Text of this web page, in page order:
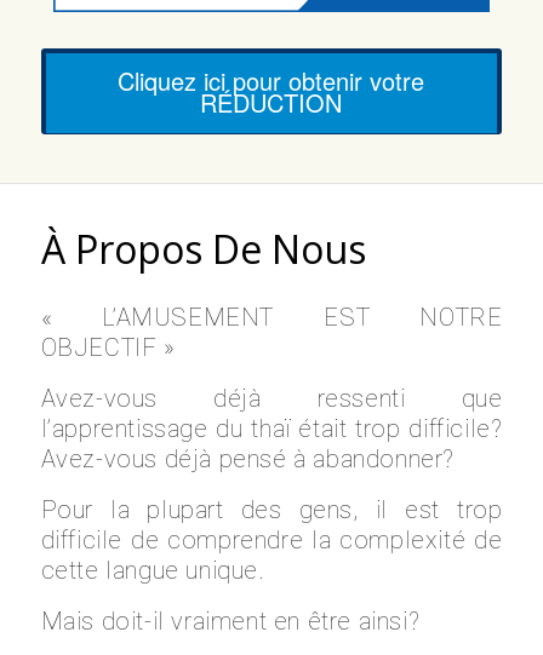
Cliquez ici pour obtenir votre
RÉDUCTION
À Propos De Nous
« L’AMUSEMENT EST NOTRE
OBJECTIF »
Avez-vous déjà ressenti que
l’apprentissage du thaï était trop difficile?
Avez-vous déjà pensé à abandonner?
Pour la plupart des gens, il est trop
difficile de comprendre la complexité de
cette langue unique.
Mais doit-il vraiment en être ainsi?